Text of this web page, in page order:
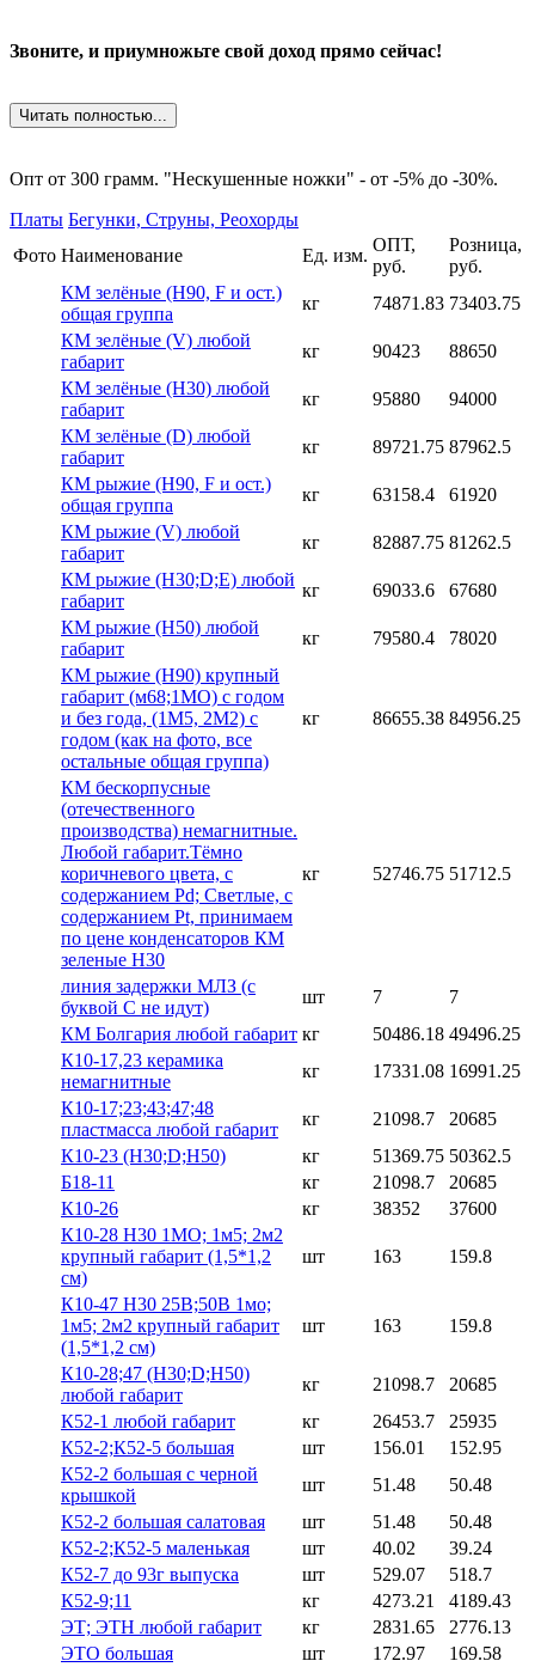
Звоните, и приумножьте свой доход прямо сейчас!
Читать полностью...
Опт от 300 грамм. "Нескушенные ножки" - от -5% до -30%.
Платы Бегунки, Струны, Реохорды
Фото Наименование Ед. изм.
ОПТ,
руб.
Розница,
руб.
КМ зелёные (H90, F и ост.)
общая группа
кг 74871.83 73403.75
КМ зелёные (V) любой
габарит
кг 90423
88650
КМ зелёные (Н30) любой
габарит
кг 95880
94000
КМ зелёные (D) любой
габарит
кг 89721.75 87962.5
КМ рыжие (H90, F и ост.)
общая группа
кг 63158.4
61920
КМ рыжие (V) любой
габарит
кг 82887.75 81262.5
КМ рыжие (Н30;D;E) любой
габарит
кг 69033.6
67680
КМ рыжие (Н50) любой
габарит
кг 79580.4
78020
КМ рыжие (Н90) крупный
габарит (м68;1МО) с годом
и без года, (1М5, 2М2) с
годом (как на фото, все
остальные общая группа)
кг 86655.38 84956.25
КМ бескорпусные
(отечественного
производства) немагнитные.
Любой габарит.Тёмно
коричневого цвета, с
содержанием Pd; Светлые, с
содержанием Pt, принимаем
по цене конденсаторов КМ
зеленые Н30
кг 52746.75 51712.5
линия задержки МЛЗ (с
буквой С не идут)
шт 7
7
КМ Болгария любой габарит кг 50486.18 49496.25
К10-17,23 керамика
немагнитные
кг 17331.08 16991.25
К10-17;23;43;47;48
пластмасса любой габарит
кг 21098.7
20685
К10-23 (Н30;D;Н50)
кг 51369.75 50362.5
Б18-11
кг 21098.7
20685
К10-26
кг 38352
37600
К10-28 Н30 1МО; 1м5; 2м2
крупный габарит (1,5*1,2
см)
шт 163 159.8
К10-47 Н30 25В;50В 1мо;
1м5; 2м2 крупный габарит
(1,5*1,2 см)
шт 163 159.8
К10-28;47 (Н30;D;Н50)
любой габарит
кг 21098.7
20685
К52-1 любой габарит
кг 26453.7
25935
К52-2;К52-5 большая
шт 156.01
152.95
К52-2 большая с черной
крышкой
шт 51.48
50.48
К52-2 большая салатовая
шт 51.48
50.48
К52-2;К52-5 маленькая
шт 40.02
39.24
К52-7 до 93г выпуска
шт 529.07
518.7
К52-9;11
кг 4273.21
4189.43
ЭТ; ЭТН любой габарит
кг 2831.65
2776.13
ЭТО большая
шт 172.97
169.58